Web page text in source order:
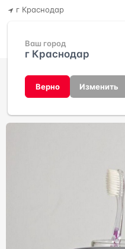
г Краснодар
Ваш город
г Краснодар
Верно Изменить
Carin